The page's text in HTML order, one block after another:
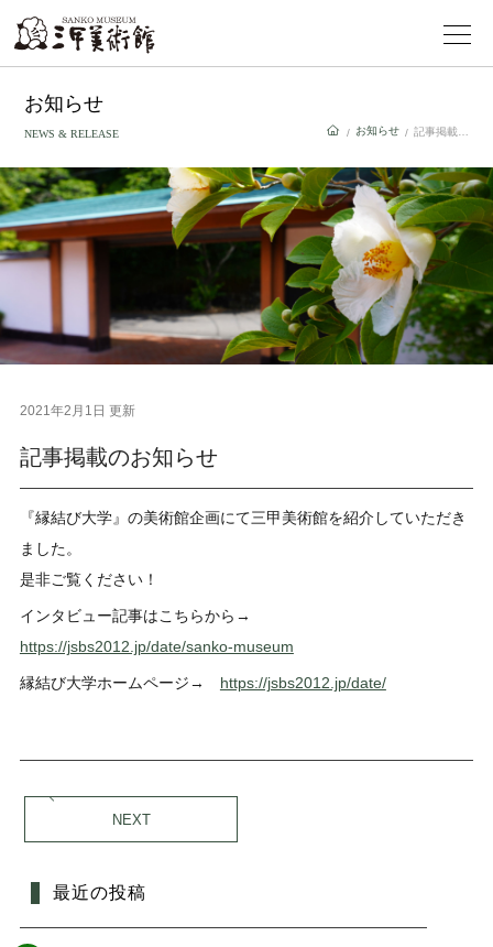
お知らせ
NEWS & RELEASE / お知らせ/
2021年2月1日 更新
記事掲載のお知らせ
『縁結び大学』の美術館企画にて三甲美術館を紹介していただき
ました。
是非ご覧ください！
インタビュー記事はこちらから→
https://jsbs2012.jp/date/sanko-museum
縁結び大学ホームページ→ https://jsbs2012.jp/date/
NEXT
最近の投稿